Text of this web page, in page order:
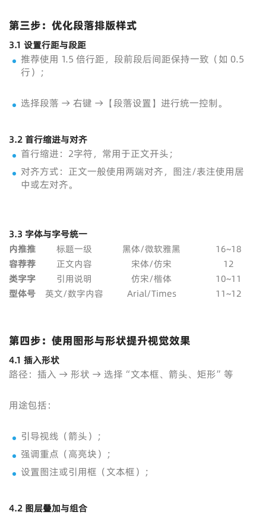
第三步：优化段落排版样式
3.1 设置行距与段距
推荐使用 1.5 倍行距，段前段后间距保持一致（如 0.5
行）；
选择段落 → 右键 →【段落设置】进行统一控制。
3.2 首行缩进与对齐
首行缩进：2字符，常用于正文开头；
对齐方式：正文一般使用两端对齐，图注/表注使用居
中或左对齐。
3.3 字体与字号统一
内
容
类
型
推
荐
字
体
推
荐
字
号
标题一级 黑体/微软雅黑
16~18
正文内容
宋体/仿宋
12
引用说明
仿宋/楷体
10~11
英文/数字内容
Arial/Times 11~12
第四步：使用图形与形状提升视觉效果
4.1 插入形状
路径：插入 → 形状 → 选择“文本框、箭头、矩形”等
用途包括：
引导视线（箭头）；
强调重点（高亮块）；
设置图注或引用框（文本框）；
4.2 图层叠加与组合